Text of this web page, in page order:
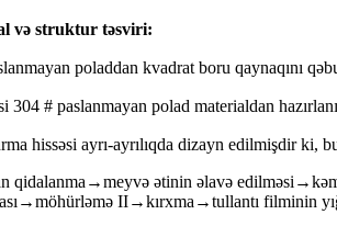
və struktur təsviri:
poladdan kvadrat boru qaynaqını
304 # paslanmayan polad materialdan
hissəsi ayrı-ayrılıqda dizayn edilmişdir ki,
qidalanma→meyvə ətinin əlavə
II→kırxma→tullantı filminin